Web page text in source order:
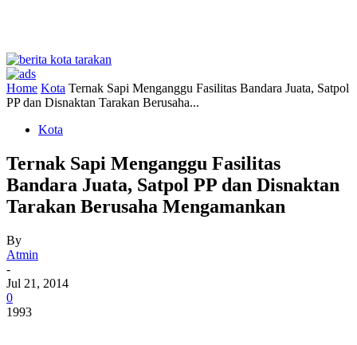
Home Kota Ternak Sapi Menganggu Fasilitas Bandara Juata, Satpol
PP dan Disnaktan Tarakan Berusaha...
Kota
Ternak Sapi Menganggu Fasilitas
Bandara Juata, Satpol PP dan Disnaktan
Tarakan Berusaha Mengamankan
By
Atmin
-
Jul 21, 2014
0
1993